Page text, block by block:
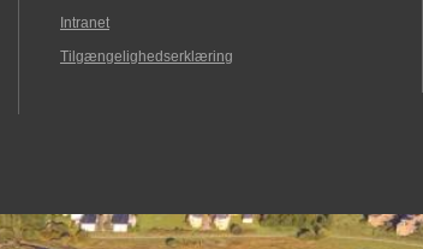
Intranet
Tilgængelighedserklæring